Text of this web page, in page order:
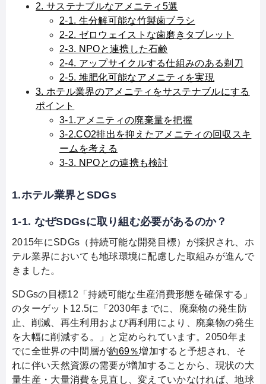
2. サステナブルなアメニティ5選
2-1. 生分解可能な竹製歯ブラシ
2-2. ゼロウェイストな歯磨きタブレット
2-3. NPOと連携した石鹸
2-4. アップサイクルする仕組みのある剃刀
2-5. 堆肥化可能なアメニティを実現
3. ホテル業界のアメニティをサステナブルにする
ポイント
3-1.アメニティの廃棄量を把握
3-2.CO2排出を抑えたアメニティの回収スキ
ームを考える
3-3. NPOとの連携も検討
1.ホテル業界とSDGs
1-1. なぜSDGsに取り組む必要があるのか？
2015年にSDGs（持続可能な開発目標）が採択され、ホ
テル業界においても地球環境に配慮した取組みが進んで
きました。
SDGsの目標12「持続可能な生産消費形態を確保する」
のターゲット12.5に「2030年までに、廃棄物の発生防
止、削減、再生利用および再利用により、廃棄物の発生
を大幅に削減する。」と定められています。2050年ま
でに全世界の中間層が約69％増加すると予想され、そ
れに伴い天然資源の需要が増加することから、現状の大
量生産・大量消費を見直し、変えていかなければ、地球